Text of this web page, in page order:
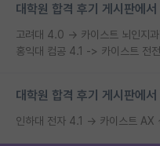
대학원 합격 후기 게시판에
홍익대 컴공 4.1 -> 카이스트 전
대학원 합격 후기 게시판에
인하대 전자 4.1 → 카이스트 AX